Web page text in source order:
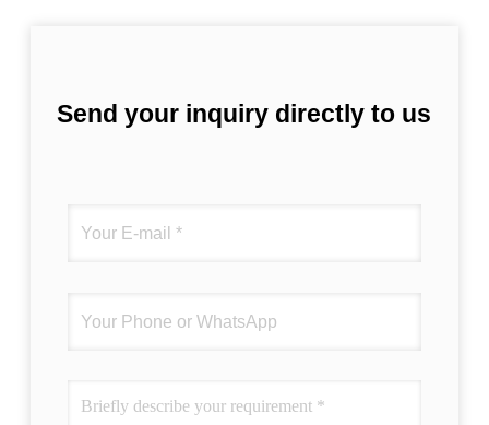
Send your inquiry directly to us